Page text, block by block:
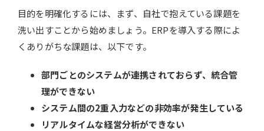
目的を明確化するには、まず、自社で抱えている課題を
洗い出すことから始めましょう。ERPを導入する際によ
くありがちな課題は、以下です。
部門ごとのシステムが連携されておらず、統合管
理ができない
システム間の2重入力などの非効率が発生している
リアルタイムな経営分析ができない